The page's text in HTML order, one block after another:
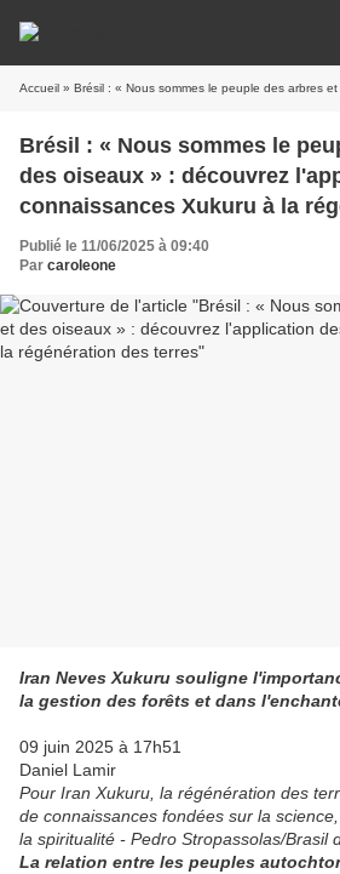
Accueil » Brésil : « Nous sommes le peuple des arbres et des oiseaux » : découvrez l'application
Brésil : « Nous sommes le
des oiseaux » : découvrez
connaissances Xukuru à la
terres
Publié le 11/06/2025 à 09:40
Par caroleone
Iran Neves Xukuru souligne
la gestion des forêts et dans
09 juin 2025 à 17h51
Daniel Lamir
Pour Iran Xukuru, la régénération des
de connaissances fondées sur la
la spiritualité - Pedro Stropassolas/Brasil
La relation entre les peuples